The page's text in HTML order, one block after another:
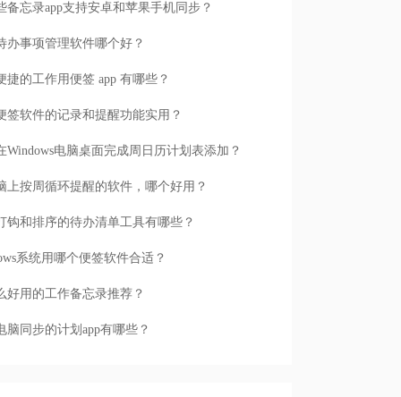
备忘录app支持安卓和苹果手机同步？
办事项管理软件哪个好？
捷的工作用便签 app 有哪些？
签软件的记录和提醒功能实用？
Windows电脑桌面完成周日历计划表添加？
上按周循环提醒的软件，哪个好用？
钩和排序的待办清单工具有哪些？
系统用哪个便签软件合适？
好用的工作备忘录推荐？
脑同步的计划app有哪些？